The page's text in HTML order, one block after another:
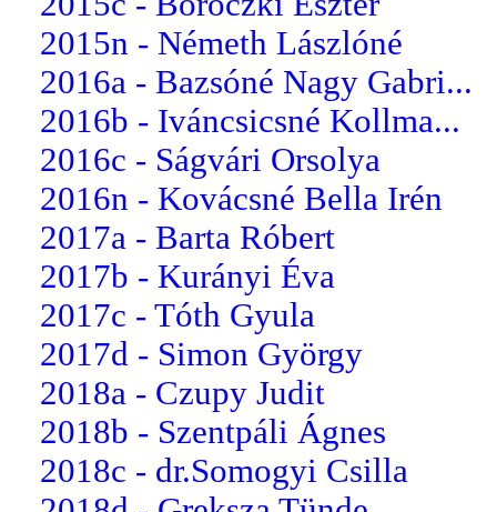
2015n - Németh Lászlóné
2016a - Bazsóné Nagy Gabri...
2016b - Iváncsicsné Kollma...
2016c - Ságvári Orsolya
2016n - Kovácsné Bella Irén
2017a - Barta Róbert
2017b - Kurányi Éva
2017c - Tóth Gyula
2017d - Simon György
2018a - Czupy Judit
2018b - Szentpáli Ágnes
2018c - dr.Somogyi Csilla